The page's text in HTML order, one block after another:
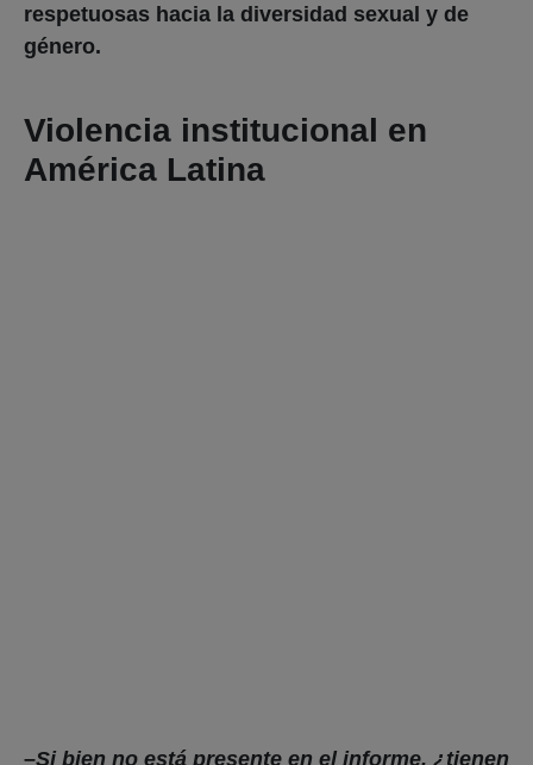
respetuosas hacia la diversidad sexual y de
género.
Violencia institucional en
América Latina
existen altos niveles documentados de